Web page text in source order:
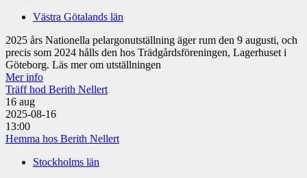
Västra Götalands län
2025 års Nationella pelargonutställning äger rum den 9 augusti, och
precis som 2024 hålls den hos Trädgårdsföreningen, Lagerhuset i
Göteborg. Läs mer om utställningen
Mer info
Träff hod Berith Nellert
16 aug
2025-08-16
13:00
Hemma hos Berith Nellert
Stockholms län